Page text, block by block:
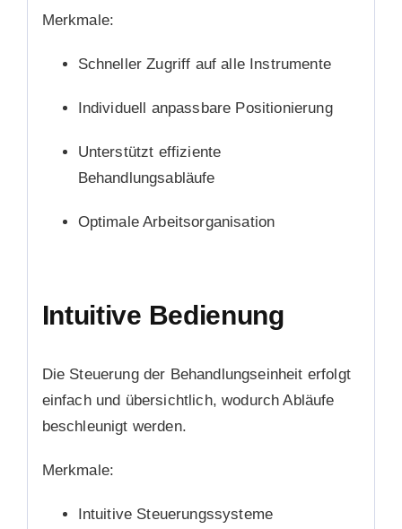
Merkmale:
Schneller Zugriff auf alle Instrumente
Individuell anpassbare Positionierung
Unterstützt effiziente
Behandlungsabläufe
Optimale Arbeitsorganisation
Intuitive Bedienung
Die Steuerung der Behandlungseinheit erfolgt
einfach und übersichtlich, wodurch Abläufe
beschleunigt werden.
Merkmale:
Intuitive Steuerungssysteme